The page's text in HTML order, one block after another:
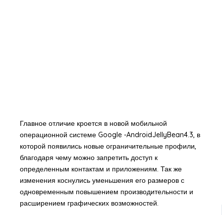
Главное отличие кроется в новой мобильной
операционной системе Google -AndroidJellyBean4.3, в
которой появились новые ограничительные профили,
благодаря чему можно запретить доступ к
определенным контактам и приложениям. Так же
изменения коснулись уменьшения его размеров с
одновременным повышением производительности и
расширением графических возможностей.